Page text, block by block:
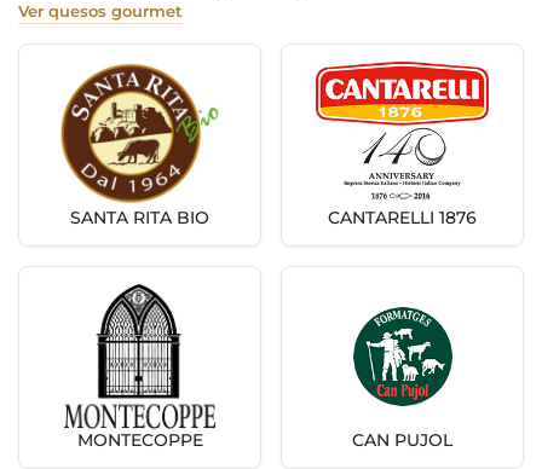
Ver quesos gourmet
SANTA RITA BIO CANTARELLI 1876
MONTECOPPE CAN PUJOL